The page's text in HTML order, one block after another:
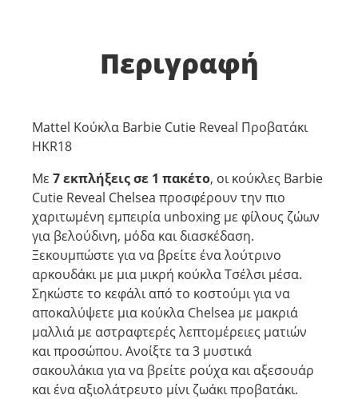
Περιγραφή
Mattel Κούκλα Barbie Cutie Reveal Προβατάκι
HKR18
Με 7 εκπλήξεις σε 1 πακέτο, οι κούκλες Barbie
Cutie Reveal Chelsea προσφέρουν την πιο
χαριτωμένη εμπειρία unboxing με φίλους ζώων
για βελούδινη, μόδα και διασκέδαση.
Ξεκουμπώστε για να βρείτε ένα λούτρινο
αρκουδάκι με μια μικρή κούκλα Τσέλσι μέσα.
Σηκώστε το κεφάλι από το κοστούμι για να
αποκαλύψετε μια κούκλα Chelsea με μακριά
μαλλιά με αστραφτερές λεπτομέρειες ματιών
και προσώπου. Ανοίξτε τα 3 μυστικά
σακουλάκια για να βρείτε ρούχα και αξεσουάρ
και ένα αξιολάτρευτο μίνι ζωάκι προβατάκι.